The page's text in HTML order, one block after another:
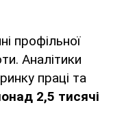
профільної
Аналітики
праці та
2,5 тисячі